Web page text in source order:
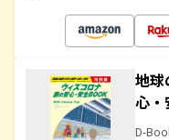
地球
心・
D-